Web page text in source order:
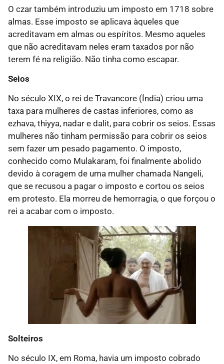
O czar também introduziu um imposto em 1718 sobre
almas. Esse imposto se aplicava àqueles que
acreditavam em almas ou espíritos. Mesmo aqueles
que não acreditavam neles eram taxados por não
terem fé na religião. Não tinha como escapar.
Seios
No século XIX, o rei de Travancore (Índia) criou uma
taxa para mulheres de castas inferiores, como as
ezhava, thiyya, nadar e dalit, para cobrir os seios. Essas
mulheres não tinham permissão para cobrir os seios
sem fazer um pesado pagamento. O imposto,
conhecido como Mulakaram, foi finalmente abolido
devido à coragem de uma mulher chamada Nangeli,
que se recusou a pagar o imposto e cortou os seios
em protesto. Ela morreu de hemorragia, o que forçou o
rei a acabar com o imposto.
Solteiros
No século IX, em Roma, havia um imposto cobrado